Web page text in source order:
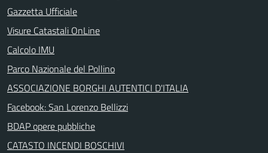
Gazzetta Ufficiale
Visure Catastali OnLine
Calcolo IMU
Parco Nazionale del Pollino
ASSOCIAZIONE BORGHI AUTENTICI D'ITALIA
Facebook: San Lorenzo Bellizzi
BDAP opere pubbliche
CATASTO INCENDI BOSCHIVI